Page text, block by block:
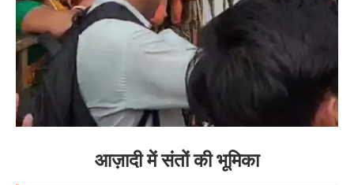
आज़ादी में संतों की भूमिका